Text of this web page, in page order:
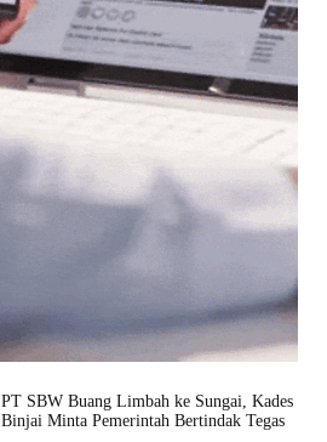
PT SBW Buang Limbah ke Sungai, Kades
Binjai Minta Pemerintah Bertindak Tegas